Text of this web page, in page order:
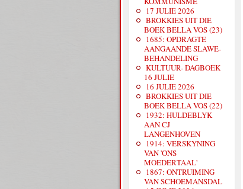
17 JULIE 2026
BROKKIES UIT DIE
BOEK BELLA VOS (23)
1685: OPDRAGTE
AANGAANDE SLAWE-
BEHANDELING
KULTUUR- DAGBOEK
16 JULIE
16 JULIE 2026
BROKKIES UIT DIE
BOEK BELLA VOS (22)
1932: HULDEBLYK
AAN CJ
LANGENHOVEN
1914: VERSKYNING
VAN 'ONS
MOEDERTAAL'
1867: ONTRUIMING
VAN SCHOEMANSDAL